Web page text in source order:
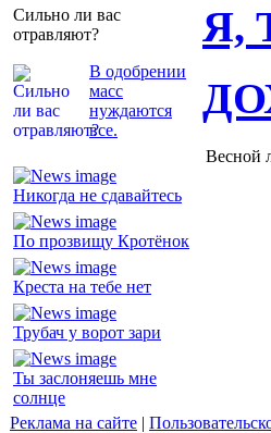
Сильно ли вас
отравляют?
В одобрении
масс
нуждаются
все.
Я,
Никогда не сдавайтесь
По прозвищу Кротёнок
Креста на тебе нет
Трубач у ворот зари
Ты заслоняешь мне
солнце
Весной
Реклама на сайте |